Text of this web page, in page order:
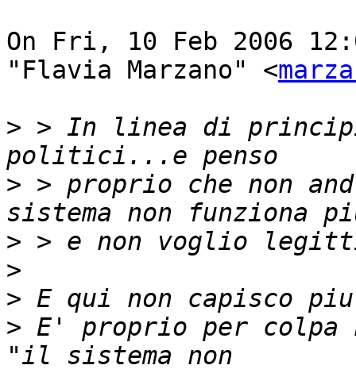
On Fri, 10 Feb 2006
"Flavia Marzano" <
> > In linea di
> > proprio che non
>
>
>
> E' proprio per colpa